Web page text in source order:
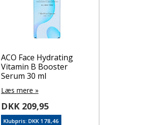
ACO Face Hydrating
Vitamin B Booster
Serum 30 ml
Læs mere »
DKK 209,95
Klubpris: DKK 178,46